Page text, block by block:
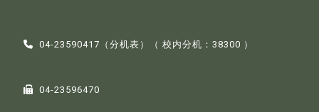
04-23590417（分机表 ）（ 校内分机：38300 ）
04-23596470